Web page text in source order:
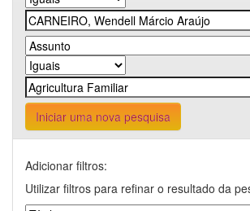
Iniciar uma nova pesquisa
Adicionar filtros:
Utilizar filtros para refinar o resultado da